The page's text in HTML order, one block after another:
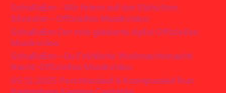
SchaRaEm – Wir feiern auf der Skihütten
Silvester – Offizielles Musikvideo
SchaRaEm Der rote glasierte Apfel Offizielles
Musikvideo
SchaRaEm – Du Fröhliche Weihnachtsnacht
Nacht-Offizielles Musikvideo
05.12.2025 Perchtenlauf & Krampuslauf Run